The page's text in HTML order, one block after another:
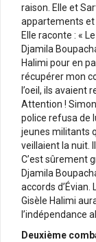
raison. Elle et
appartements et
Elle raconte : «
Djamila
Halimi pour en
récupérer mon
l’oeil, ils avaient
Attention !
police refusa de
jeunes militants
veillaient la nuit.
C’est sûrement
Djamila
accords
Gisèle Halimi
l’indépendance
Deuxième